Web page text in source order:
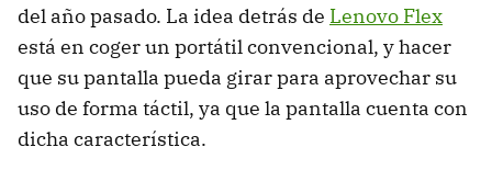
del año pasado. La idea detrás de Lenovo Flex
está en coger un portátil convencional, y hacer
que su pantalla pueda girar para aprovechar su
uso de forma táctil, ya que la pantalla cuenta con
dicha característica.